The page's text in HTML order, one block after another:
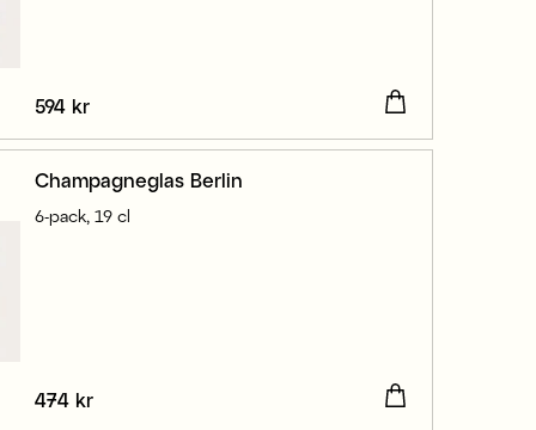
Pris :594 kr
594 kr
Champagneglas Berlin
6-pack, 19 cl
Pris:474 kr
474 kr